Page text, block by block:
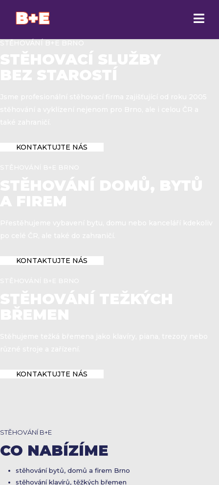
STĚHOVÁNÍ B+E BRNO
KONTAKTUJTE NÁS
KONTAKTUJTE NÁS
KONTAKTUJTE NÁS
STĚHOVÁNÍ B+E
CO NABÍZÍME
stěhování bytů, domů a firem Brno
stěhování klavírů, těžkých břemen